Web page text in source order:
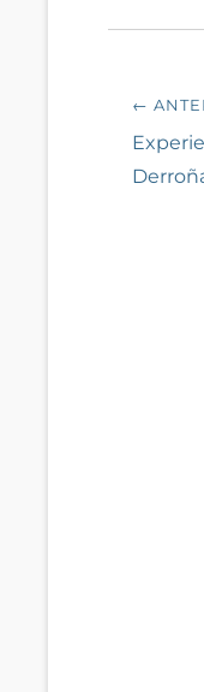
de
←
Entrada